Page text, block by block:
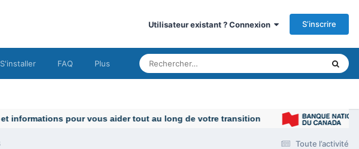
Utilisateur existant ? Connexion S’inscrire
S'installer FAQ Plus
Toute l’activité